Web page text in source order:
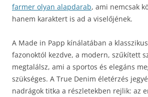
farmer olyan alapdarab, ami nemcsak
hanem karaktert is ad a viselőjének.
A Made in Papp kínálatában a
fazonoktól kezdve, a modern, szűkített
megtalálsz, ami a sportos és elegáns
szükséges. A True Denim életérzés
nadrágok titka a részletekben rejlik: az